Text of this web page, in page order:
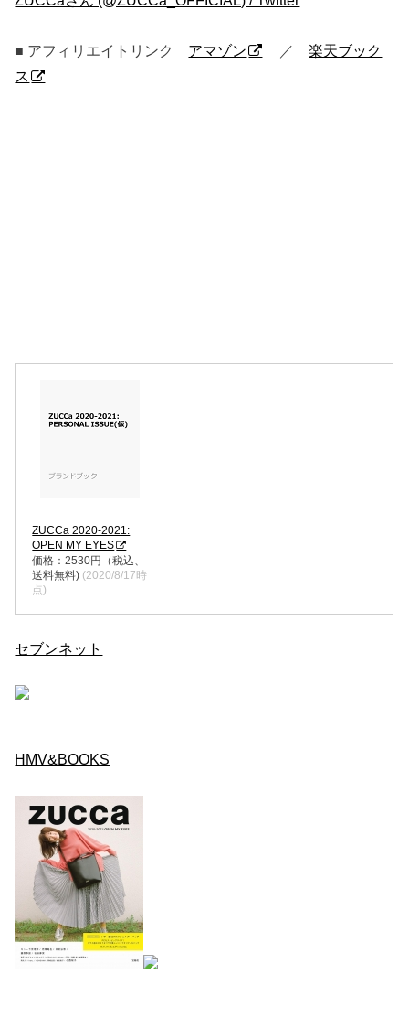
■ アフィリエイトリンク アマゾン ／楽天ブック
ス
ZUCCa 2020-2021:
OPEN MY EYES
価格：2530円（税込、
送料無料) (2020/8/17時
点)
セブンネット
HMV&BOOKS